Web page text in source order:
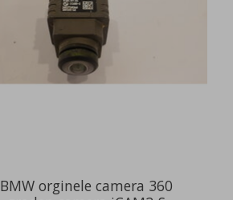
BMW orginele camera 360